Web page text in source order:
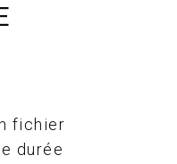
fichier
durée